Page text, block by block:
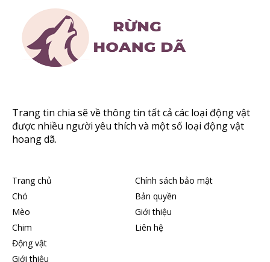
Trang tin chia sẽ về thông tin tất cả các loại động vật
được nhiều người yêu thích và một số loại động vật
hoang dã.
Trang chủ
Chó
Mèo
Chim
Động vật
Giới thiệu
Chính sách bảo mật
Bản quyền
Giới thiệu
Liên hệ